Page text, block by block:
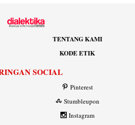
TENTANG KAMI
KODE ETIK
SOCIAL
Pinterest
Stumbleupon
Instagram